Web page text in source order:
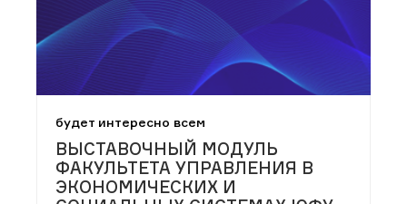
будет интересно всем
ВЫСТАВОЧНЫЙ МОДУЛЬ
ФАКУЛЬТЕТА УПРАВЛЕНИЯ В
ЭКОНОМИЧЕСКИХ И